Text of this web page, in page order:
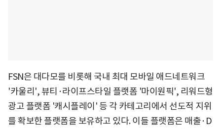
FSN은 대다모를 비롯해 국내 최대 모바일 애드네트워크
'카울리', 뷰티·라이프스타일 플랫폼 '마이원픽', 리워드형
광고 플랫폼 '캐시플레이' 등 각 카테고리에서 선도적 지위
를 확보한 플랫폼을 보유하고 있다. 이들 플랫폼은 매출·D